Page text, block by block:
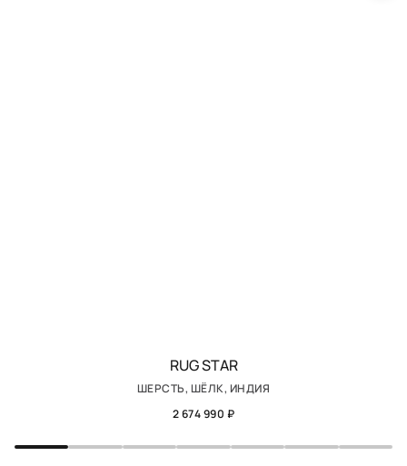
RUG STAR
ШЕРСТЬ, ШЁЛК, ИНДИЯ
2 674 990 ₽